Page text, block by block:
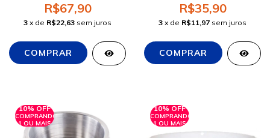
R$67,90
3 x de R$22,63 sem juros
R$35,90
3 x de R$11,97 sem juros
10% OFF
COMPRANDO
1 OU MAIS
10% OFF
COMPRANDO
1 OU MAIS